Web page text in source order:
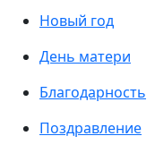
Новый год
День матери
Благодарность
Поздравление